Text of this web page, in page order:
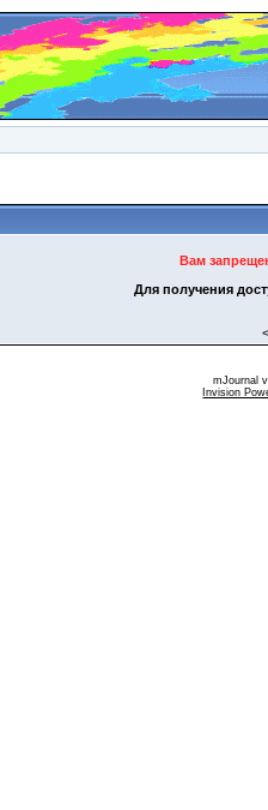
Вам
Для получения
mJournal
Invision